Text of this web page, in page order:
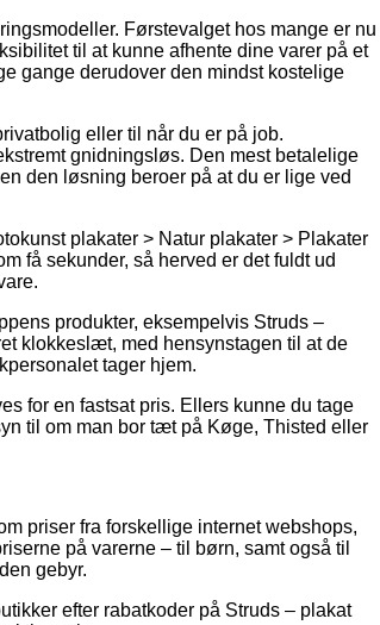
Førstevalget hos mange er nu
til at kunne afhente dine varer på et
gange derudover den mindst kostelige
eller til når du er på job.
gnidningsløs. Den mest betalelige
den løsning beroer på at du er lige ved
plakater > Natur plakater > Plakater
få sekunder, så herved er det fuldt ud
produkter, eksempelvis Struds –
klokkeslæt, med hensynstagen til at de
tager hjem.
for en fastsat pris. Ellers kunne du tage
til om man bor tæt på Køge, Thisted eller
priser fra forskellige internet webshops,
på varerne – til børn, samt også til
gebyr.
efter rabatkoder på Struds – plakat